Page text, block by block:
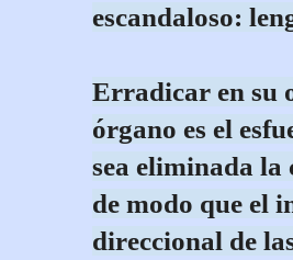
escandaloso:
Erradicar en su
órgano es el
sea eliminada la
de modo que el
direccional de